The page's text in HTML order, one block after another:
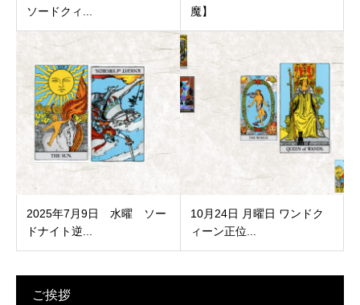
ソードクィ...
魔】
2025年7月9日 水曜 ソー
ドナイト逆...
10月24日 月曜日 ワンドク
ィーン正位...
ご挨拶